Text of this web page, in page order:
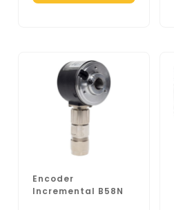
Encoder
Incremental B58N